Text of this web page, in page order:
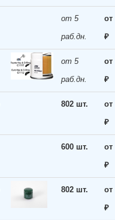
от 5
раб.дн.
от
₽
от 5
раб.дн.
от
₽
802 шт.
от
₽
600 шт.
от
₽
802 шт.
от
₽